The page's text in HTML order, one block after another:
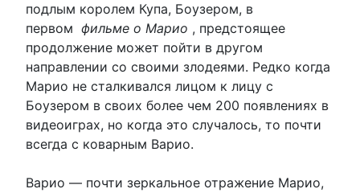
подлым королем Купа, Боузером, в
первом фильме о Марио , предстоящее
продолжение может пойти в другом
направлении со своими злодеями. Редко когда
Марио не сталкивался лицом к лицу с
Боузером в своих более чем 200 появлениях в
видеоиграх, но когда это случалось, то почти
всегда с коварным Варио.
Варио — почти зеркальное отражение Марио,